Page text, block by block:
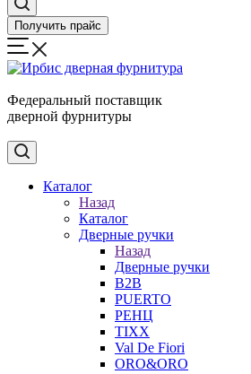
Получить прайс
Федеральный поставщик
дверной фурнитуры
Каталог
Назад
Каталог
Дверные ручки
Назад
Дверные ручки
B2B
PUERTO
РЕНЦ
TIXX
Val De Fiori
ORO&ORO